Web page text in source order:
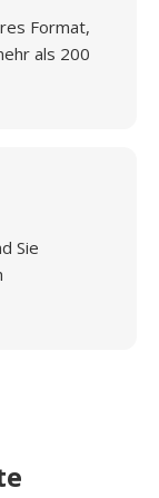
Format,
als 200
Sie